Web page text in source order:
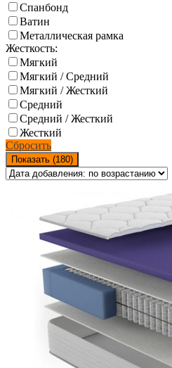
Спанбонд
Ватин
Металлическая рамка
Жесткость:
Мягкий
Мягкий / Средний
Мягкий / Жесткий
Средний
Средний / Жесткий
Жесткий
Сбросить
Показать (180)